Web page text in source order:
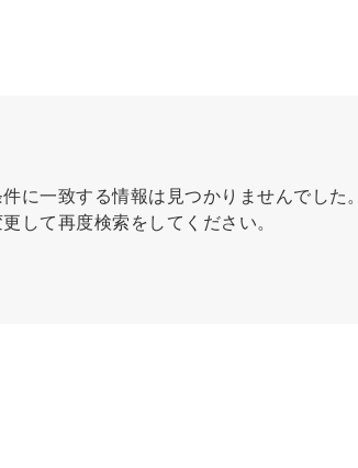
に一致する情報は見つかりませんでした。
して再度検索をしてください。